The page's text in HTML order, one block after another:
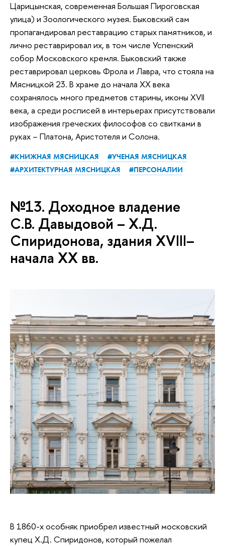
Царицынская, современная Большая Пироговская
улица) и Зоологического музея. Быковский сам
пропагандировал реставрацию старых памятников, и
лично реставрировал их, в том числе Успенский
собор Московского кремля. Быковский также
реставрировал церковь Фрола и Лавра, что стояла на
Мясницкой 23. В храме до начала ХХ века
сохранялось много предметов старины, иконы XVII
века, а среди росписей в интерьерах присутствовали
изображения греческих философов со свитками в
руках – Платона, Аристотеля и Солона.
#КНИЖНАЯ МЯСНИЦКАЯ
#УЧЕНАЯ МЯСНИЦКАЯ
#АРХИТЕКТУРНАЯ МЯСНИЦКАЯ
#ПЕРСОНАЛИИ
№13. Доходное владение
С.В. Давыдовой – Х.Д.
Спиридонова, здания XVIII–
начала ХХ вв.
В 1860-х особняк приобрел известный московский
купец Х.Д. Спиридонов, который пожелал